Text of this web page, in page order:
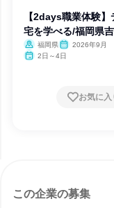
【2days職業体験
宅を学べる/福岡県
福岡県
2026年9月
2日～4日
お気に入
この企業の募集